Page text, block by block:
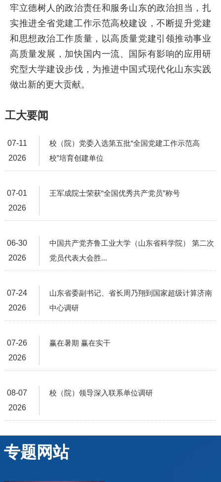
牢立德树人的政治责任和服务山东的政治担当，扎
实推进全省党建工作示范高校建设，不断提升党建
和思想政治工作质量，以高质量党建引领推动事业
高质量发展，加快国内一流、国际有影响的应用研
究型大学建设步伐，为推进中国式现代化山东实践
做出新的更大贡献。
工大要闻
07-11
2026
校（院）党委入选第五批“全国党建工作示范高
校”培育创建单位
07-01
2026
王军成院士荣获“全国优秀共产党员”称号
06-30
2026
中国共产党齐鲁工业大学（山东省科学院） 第二次
党员代表大会胜...
07-24
2026
山东省委副书记、省长周乃翔到国家超级计算济南
中心调研
07-26
2026
赢在暑期 赢在实干
08-07
2026
校（院）领导深入联系单位调研
专题网站